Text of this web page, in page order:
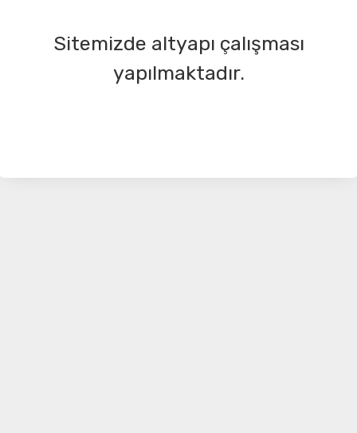
Sitemizde altyapı çalışması
yapılmaktadır.